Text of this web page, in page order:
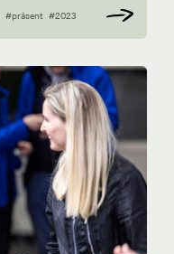
#präsent #2023